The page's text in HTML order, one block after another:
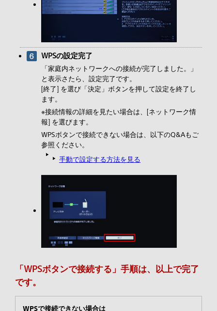
WPSの設定完了
「家庭内ネットワークへの接続が完了しました。」
と表示さたら、設定完了です。
[終了] を選び「決定」ボタンを押して設定を終了し
ます。
※接続情報の詳細を見たい場合は、[ネットワーク情
報] を選びます。
WPSボタンで接続できない場合は、以下のQ&Aもご
参照ください。
手動で設定する方法を見る
「WPSボタンで接続する」手順は、以上で完了
です。
WPSで接続できない場合は